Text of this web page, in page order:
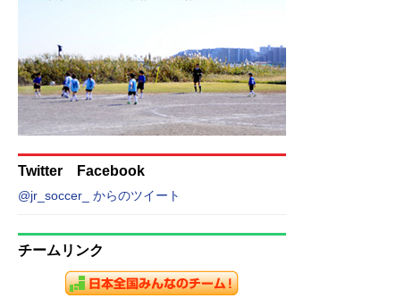
Twitter Facebook
@jr_soccer_ からのツイート
チームリンク